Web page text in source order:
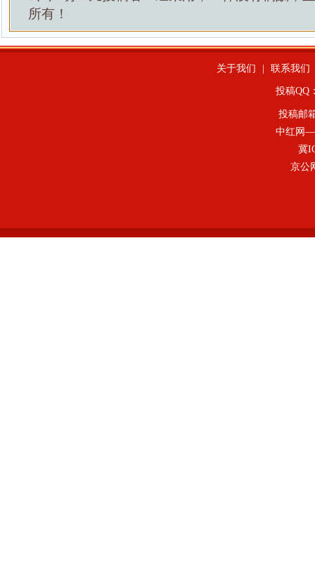
所有！
关于我们 联系我们
投稿QQ
投稿邮
中红网—
冀
京公